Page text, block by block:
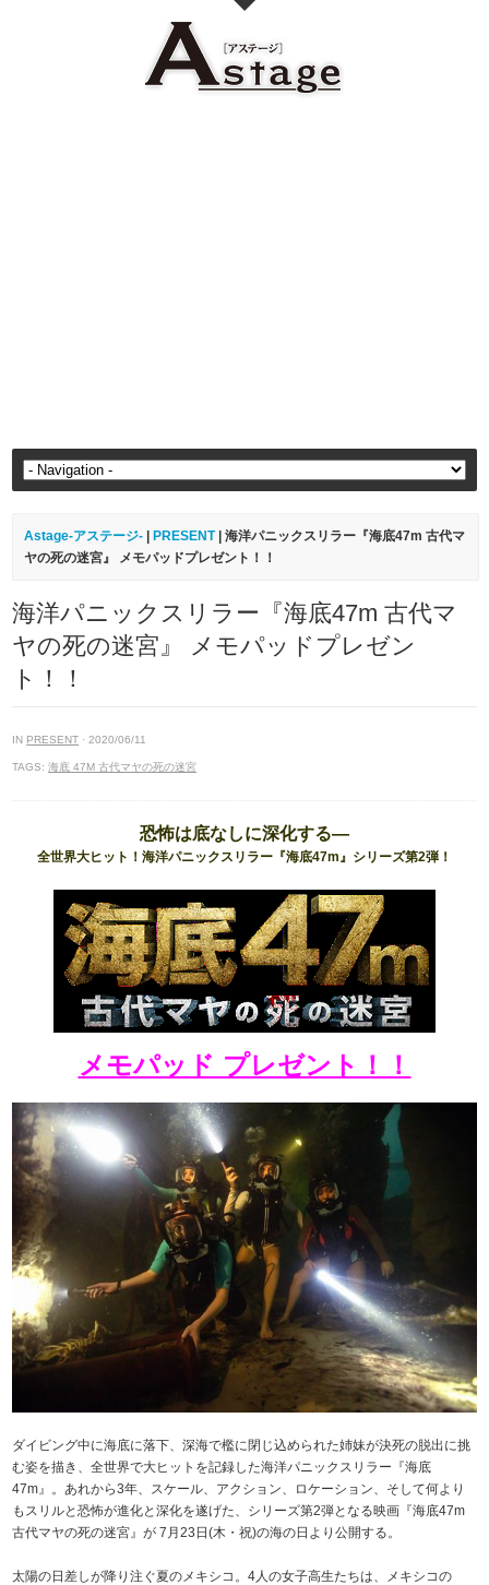
Astage-アステージ- PRESENT| 海洋パニックスリラー『海底47m 古代マ
ヤの死の迷宮』 メモパッドプレゼント！！
海洋パニックスリラー『海底47m 古代マ
ヤの死の迷宮』 メモパッドプレゼン
ト！！
IN PRESENT · 2020/06/11
TAGS:海底 47M 古代マヤの死の迷宮
恐怖は底なしに深化する―
全世界大ヒット！海洋パニックスリラー『海底47m』シリーズ第2弾！
メモパッド プレゼント！！
ダイビング中に海底に落下、深海で檻に閉じ込められた姉妹が決死の脱出に挑
む姿を描き、全世界で大ヒットを記録した海洋パニックスリラー『海底
47m』。あれから3年、スケール、アクション、ロケーション、そして何より
もスリルと恐怖が進化と深化を遂げた、シリーズ第2弾となる映画『海底47m
古代マヤの死の迷宮』が 7月23日(木・祝)の海の日より公開する。
太陽の日差しが降り注ぐ夏のメキシコ。4人の女子高生たちは、メキシコの